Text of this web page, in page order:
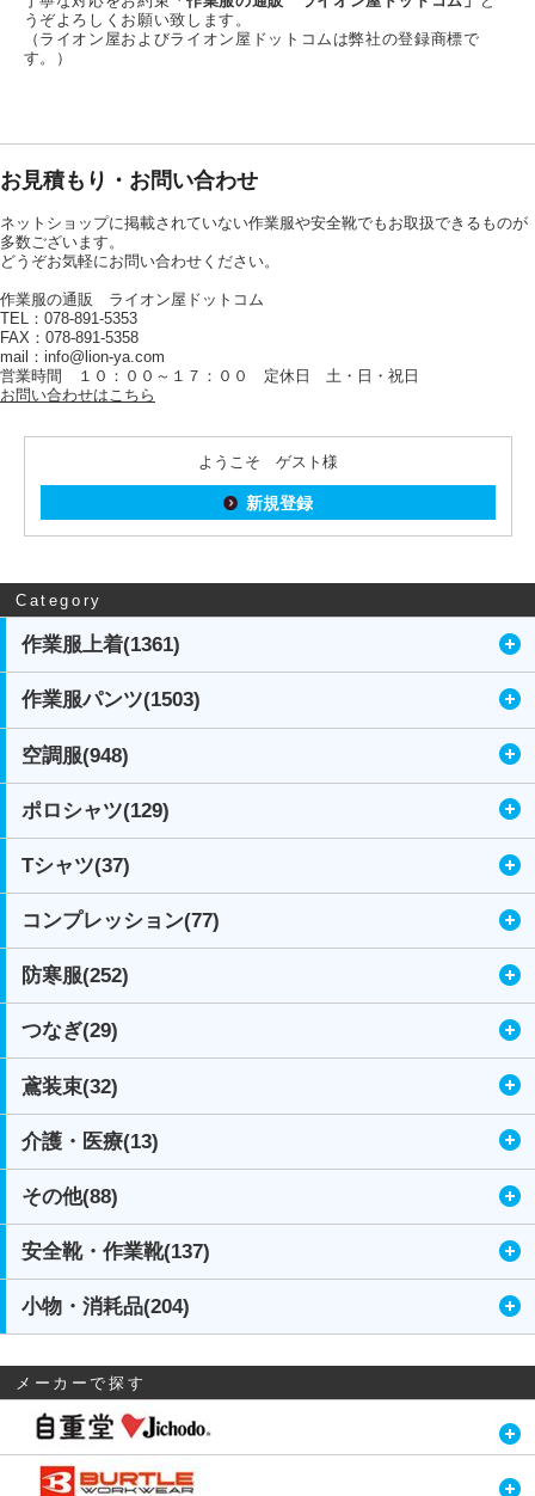
うぞよろしくお願い致します。
（ライオン屋およびライオン屋ドットコムは弊社の登録商標で
す。）
お見積もり・お問い合わせ
ネットショップに掲載されていない作業服や安全靴でもお取扱できるものが
多数ございます。
どうぞお気軽にお問い合わせください。
作業服の通販 ライオン屋ドットコム
TEL：078-891-5353
FAX：078-891-5358
mail：info@lion-ya.com
営業時間 １０：００～１７：００ 定休日 土・日・祝日
お問い合わせはこちら
ようこそ ゲスト様
新規登録
Category
作業服上着(1361)
作業服パンツ(1503)
空調服(948)
ポロシャツ(129)
Tシャツ(37)
コンプレッション(77)
防寒服(252)
つなぎ(29)
鳶装束(32)
介護・医療(13)
その他(88)
安全靴・作業靴(137)
小物・消耗品(204)
メーカーで探す